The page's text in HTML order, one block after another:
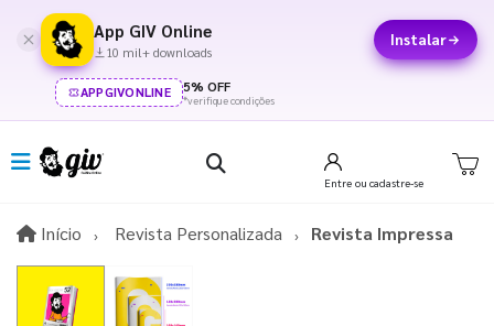
App GIV Online
10 mil+ downloads
Instalar
APPGIVONLINE 5% OFF
*verifique condições
Entre ou cadastre-se
Início InícioRevista Personalizada Revista Impressa